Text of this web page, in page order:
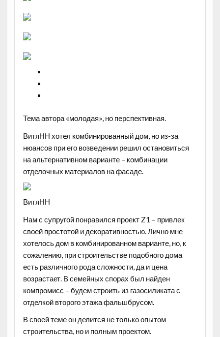
Тема автора «молодая», но перспективная.
ВитяНН хотел комбинированный дом, но из-за
нюансов при его возведении решил остановиться
на альтернативном варианте – комбинации
отделочных материалов на фасаде.
ВитяНН
Нам с супругой понравился проект Z1 – привлек
своей простотой и декоративностью. Лично мне
хотелось дом в комбинированном варианте, но, к
сожалению, при строительстве подобного дома
есть различного рода сложности, да и цена
возрастает. В семейных спорах был найден
компромисс – будем строить из газосиликата с
отделкой второго этажа фальшбрусом.
В своей теме он делится не только опытом
строительства, но и полным проектом.